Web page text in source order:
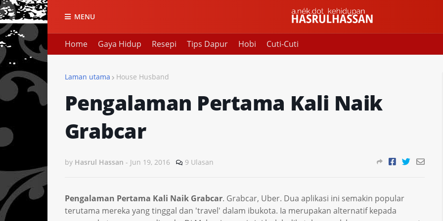
MENU
Home Gaya Hidup Resepi Tips Dapur Hobi Cuti-Cuti
Laman utama House Husband
Pengalaman Pertama Kali Naik
Grabcar
by Hasrul Hassan - Jun 19, 2016 9 Ulasan
Pengalaman Pertama Kali Naik Grabcar. Grabcar, Uber. Dua aplikasi ini semakin popular
terutama mereka yang tinggal dan 'travel' dalam ibukota. Ia merupakan alternatif kepada